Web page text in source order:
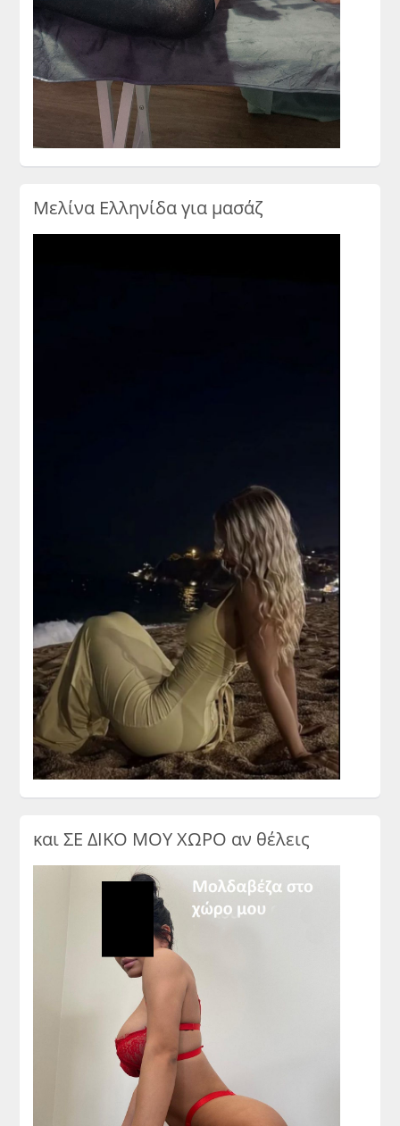
Μελίνα Ελληνίδα για μασάζ
και ΣΕ ΔΙΚΟ ΜΟΥ ΧΩΡΟ αν θέλεις